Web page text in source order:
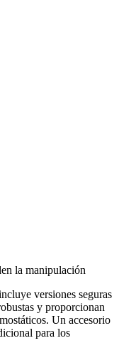
la manipulación
versiones seguras
y proporcionan
Un accesorio
para los